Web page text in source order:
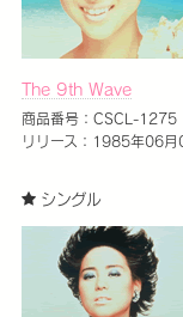
The 9th Wave
商品番号：CSCL-1275
リリース：1985年06月
シングル